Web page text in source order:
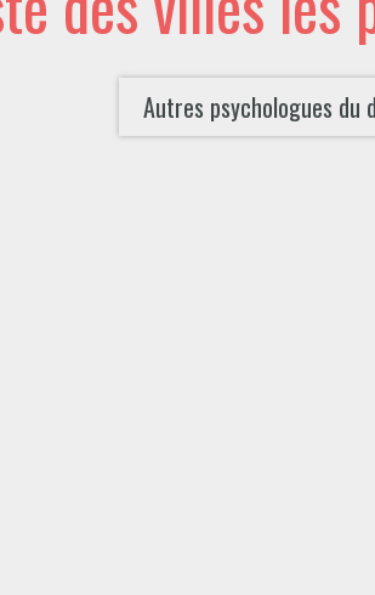
Autres psychologues du